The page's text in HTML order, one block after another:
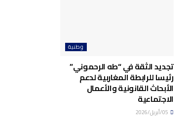
وطنية
تجديد الثقة في “طه الرحموني”
رئيسا للرابطة المغاربية لدعم
الأبحاث القانونية والأعمال
الاجتماعية